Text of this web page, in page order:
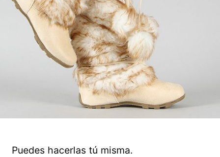
Puedes hacerlas tú misma.